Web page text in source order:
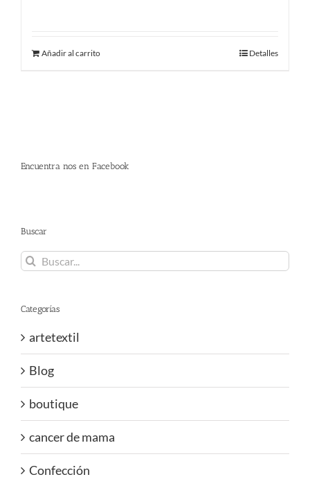
Añadir al carrito Detalles
Encuentra nos en Facebook
Buscar
Buscar:
Categorías
artetextil
Blog
boutique
cancer de mama
Confección